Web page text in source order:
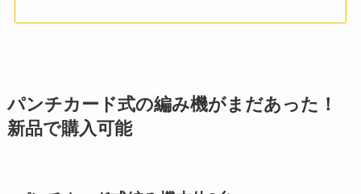
パンチカード式の編み機がまだあった！
新品で購入可能